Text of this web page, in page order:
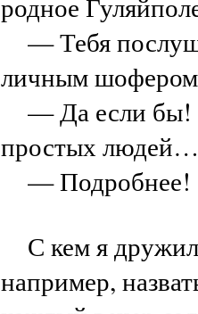
— Тебя
личным шофером
— Да если бы!
простых людей…
— Подробнее!
С кем я
например,